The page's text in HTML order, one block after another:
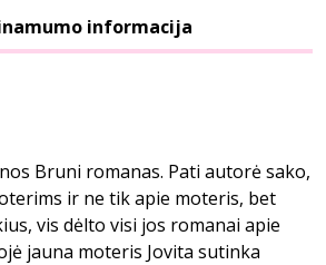
informacija
Bruni romanas. Pati autorė sako,
ir ne tik apie moteris, bet
vis dėlto visi jos romanai apie
jauna moteris Jovita sutinka